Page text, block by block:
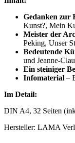
Gedanken zur
Kunst?, Mein
Meister der
Peking, Unser
Bedeutende
und Jeanne-
Ein steiniger
Infomaterial –
Im Detail:
DIN A4, 32 Seiten
Hersteller: LAMA